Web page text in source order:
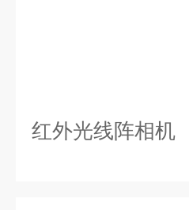
红外光线阵相机